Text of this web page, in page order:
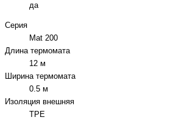
да
Серия
Mat 200
Длина термомата
12 м
Ширина термомата
0.5 м
Изоляция внешняя
TPE